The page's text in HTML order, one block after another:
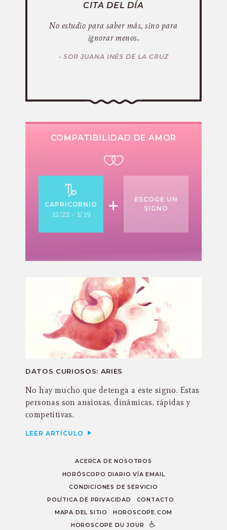
CITA DEL DÍA
No estudio para saber más, sino para
ignorar menos.
- SOR JUANA INÉS DE LA CRUZ
COMPATIBILIDAD DE AMOR
CAPRICORNIO
12/22 - 1/19 +
ESCOGE UN
SIGNO
DATOS CURIOSOS: ARIES
No hay mucho que detenga a este signo. Estas
personas son ansiosas, dinámicas, rápidas y
competitivas.
LEER ARTÍCULO
ACERCA DE NOSOTROS
HORÓSCOPO DIARIO VÍA EMAIL
CONDICIONES DE SERVICIO
POLÍTICA DE PRIVACIDAD
CONTACTO
MAPA DEL SITIO
HOROSCOPE.COM
HOROSCOPE DU JOUR